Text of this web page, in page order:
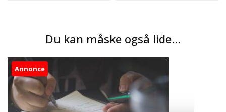
Du kan måske også lide...
Annonce